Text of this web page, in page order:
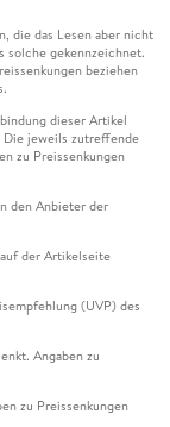
die das Lesen aber nicht
solche gekennzeichnet.
beziehen
dieser Artikel
Die jeweils zutreffende
zu Preissenkungen
den Anbieter der
der Artikelseite
(UVP) des
Angaben zu
zu Preissenkungen